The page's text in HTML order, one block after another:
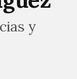
y